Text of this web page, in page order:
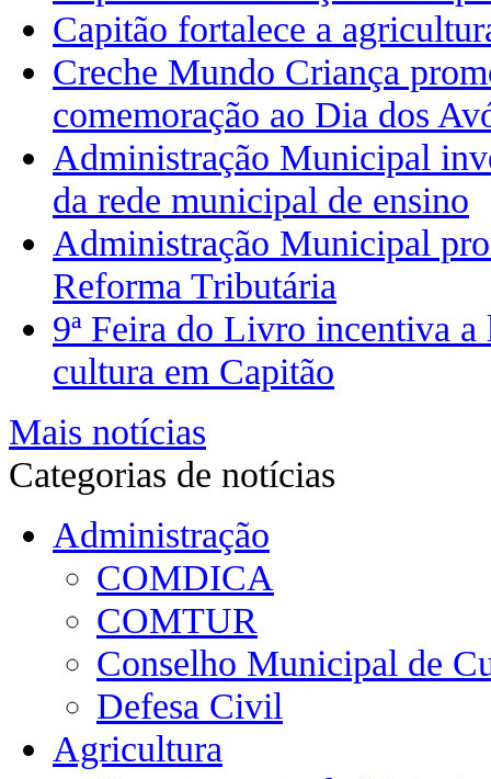
Capitão fortalece a
Creche Mundo Criança
comemoração ao Dia dos
Administração Municipal
da rede municipal de ensino
Administração Municipal
Reforma Tributária
9ª Feira do Livro incentiva
cultura em Capitão
Mais notícias
Categorias de notícias
Administração
COMDICA
COMTUR
Conselho Municipal de
Defesa Civil
Agricultura